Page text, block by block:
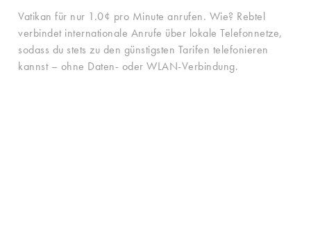
Vatikan für nur 1.0¢ pro Minute anrufen. Wie? Rebtel
verbindet internationale Anrufe über lokale Telefonnetze,
sodass du stets zu den günstigsten Tarifen telefonieren
kannst – ohne Daten- oder WLAN-Verbindung.